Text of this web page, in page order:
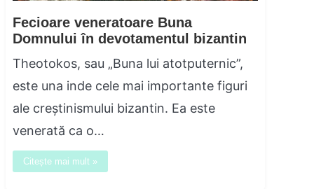
Fecioare veneratoare Buna
Domnului în devotamentul bizantin
Theotokos, sau „Buna lui atotputernic”,
este una inde cele mai importante figuri
ale creștinismului bizantin. Ea este
venerată ca o…
Citește mai mult »